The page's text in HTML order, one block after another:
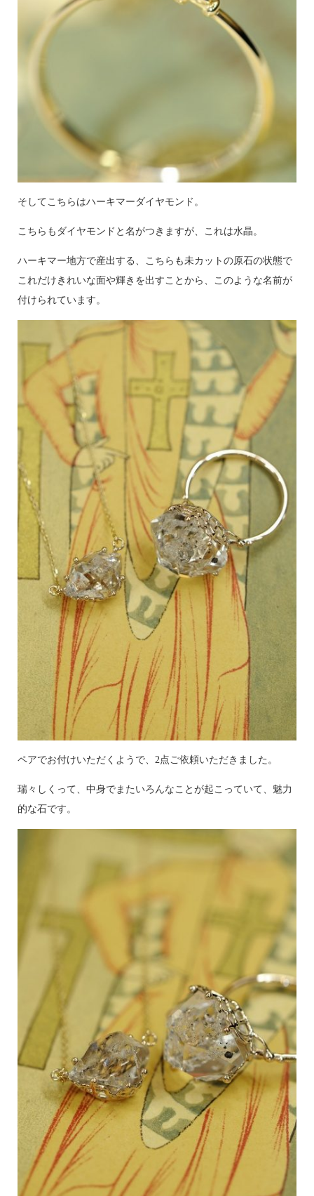
そしてこちらはハーキマーダイヤモンド。
こちらもダイヤモンドと名がつきますが、これは水晶。
ハーキマー地方で産出する、こちらも未カットの原石の状態で
これだけきれいな面や輝きを出すことから、このような名前が
付けられています。
ペアでお付けいただくようで、2点ご依頼いただきました。
瑞々しくって、中身でまたいろんなことが起こっていて、魅力
的な石です。